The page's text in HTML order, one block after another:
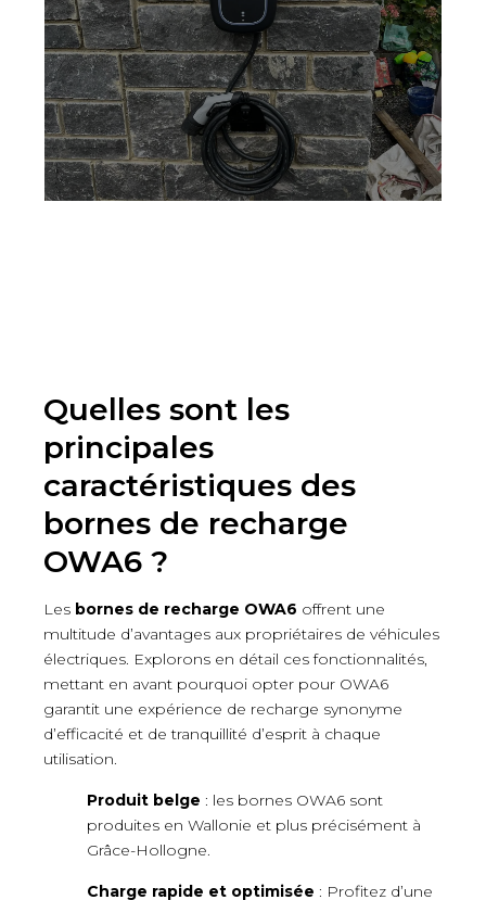
Quelles sont les
principales
caractéristiques des
bornes de recharge
OWA6 ?
Les bornes de recharge OWA6 offrent une
multitude d’avantages aux propriétaires de véhicules
électriques. Explorons en détail ces fonctionnalités,
mettant en avant pourquoi opter pour OWA6
garantit une expérience de recharge synonyme
d’efficacité et de tranquillité d’esprit à chaque
utilisation.
Produit belge : les bornes OWA6 sont
produites en Wallonie et plus précisément à
Grâce-Hollogne.
Charge rapide et optimisée : Profitez d’une